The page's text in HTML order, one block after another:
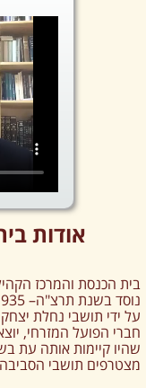
בית הכנסת והמרכז
נוסד בשנת תרצ"ה– 1935,
על ידי תושבי נחלת
חברי הפועל המזרחי,
שהיו קיימות אותה עת
מצטרפים תושבי
אודות